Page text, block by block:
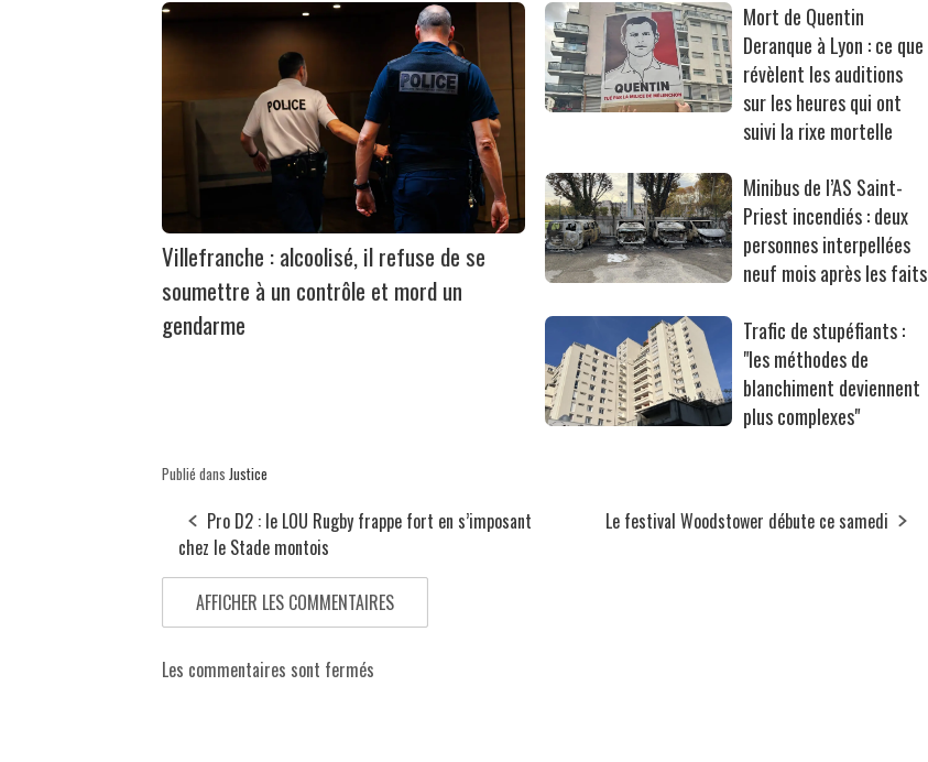
Villefranche : alcoolisé, il refuse de se
soumettre à un contrôle et mord un
gendarme
Mort de Quentin
Deranque à Lyon : ce que
révèlent les auditions
sur les heures qui ont
suivi la rixe mortelle
Minibus de l’AS Saint-
Priest incendiés : deux
personnes interpellées
neuf mois après les faits
Trafic de stupéfiants :
"les méthodes de
blanchiment deviennent
plus complexes"
Publié dans Justice
Pro D2 : le LOU Rugby frappe fort en s’imposant
chez le Stade montois
Le festival Woodstower débute ce samedi
AFFICHER LES COMMENTAIRES
Les commentaires sont fermés